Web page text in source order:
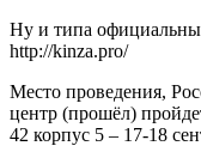
Ну и типа
http://kinza.pro/
Место проведения,
центр (прошёл)
42 корпус 5 – 17-18